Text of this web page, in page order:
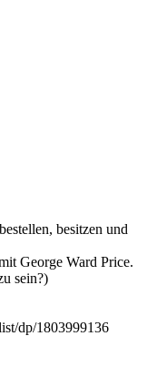
besitzen und
George Ward Price.
sein?)
dp/1803999136